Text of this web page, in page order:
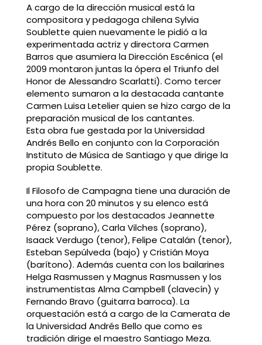
A cargo de la dirección musical está la
compositora y pedagoga chilena Sylvia
Soublette quien nuevamente le pidió a la
experimentada actriz y directora Carmen
Barros que asumiera la Dirección Escénica (el
2009 montaron juntas la ópera el Triunfo del
Honor de Alessandro Scarlatti). Como tercer
elemento sumaron a la destacada cantante
Carmen Luisa Letelier quien se hizo cargo de la
preparación musical de los cantantes.
Esta obra fue gestada por la Universidad
Andrés Bello en conjunto con la Corporación
Instituto de Música de Santiago y que dirige la
propia Soublette.
Il Filosofo de Campagna tiene una duración de
una hora con 20 minutos y su elenco está
compuesto por los destacados Jeannette
Pérez (soprano), Carla Vilches (soprano),
Isaack Verdugo (tenor), Felipe Catalán (tenor),
Esteban Sepúlveda (bajo) y Cristián Moya
(barítono). Además cuenta con los bailarines
Helga Rasmussen y Magnus Rasmussen y los
instrumentistas Alma Campbell (clavecín) y
Fernando Bravo (guitarra barroca). La
orquestación está a cargo de la Camerata de
la Universidad Andrés Bello que como es
tradición dirige el maestro Santiago Meza.